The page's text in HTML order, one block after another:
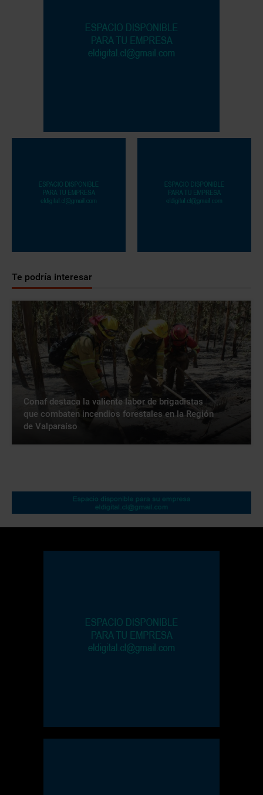
Te podría interesar
Conaf destaca la valiente labor de brigadistas
que combaten incendios forestales en la Región
de Valparaíso